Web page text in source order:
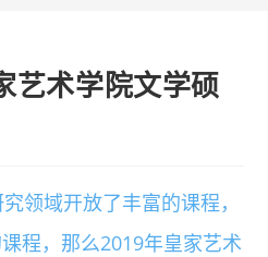
艺术学院文学硕
领域开放了丰富的课程，
程，那么2019年皇家艺术